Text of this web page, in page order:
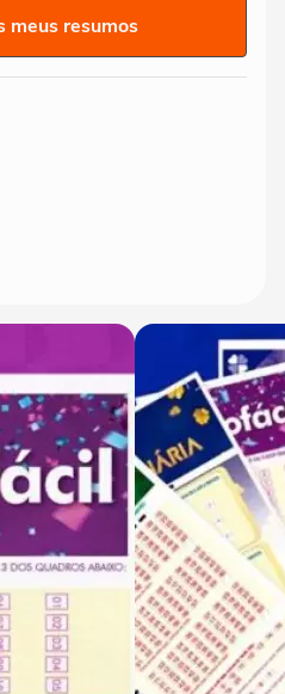
meus resumos